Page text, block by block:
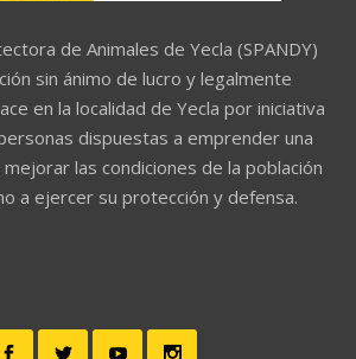
de Animales de Yecla (SPANDY)
sin ánimo de lucro y legalmente
en la localidad de Yecla por iniciativa
dispuestas a emprender una
las condiciones de la población
a ejercer su protección y defensa.